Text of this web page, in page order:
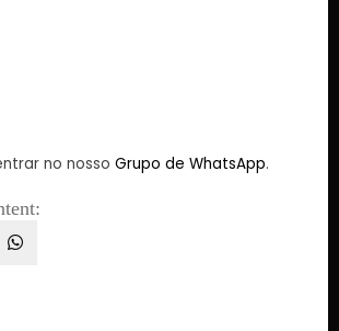
no nossoGrupo de WhatsApp.